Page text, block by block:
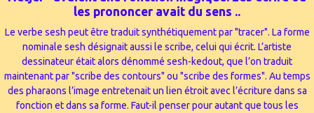
les prononcer avait du sens ..
Le verbe sesh peut être traduit synthétiquement par "tracer". La forme
nominale sesh désignait aussi le scribe, celui qui écrit. L’artiste
dessinateur était alors dénommé sesh-kedout, que l’on traduit
maintenant par "scribe des contours" ou "scribe des formes". Au temps
des pharaons l’image entretenait un lien étroit avec l’écriture dans sa
fonction et dans sa forme. Faut-il penser pour autant que tous les